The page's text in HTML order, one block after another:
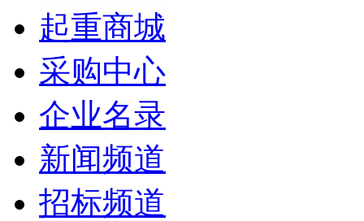
起重商城
采购中心
企业名录
新闻频道
招标频道